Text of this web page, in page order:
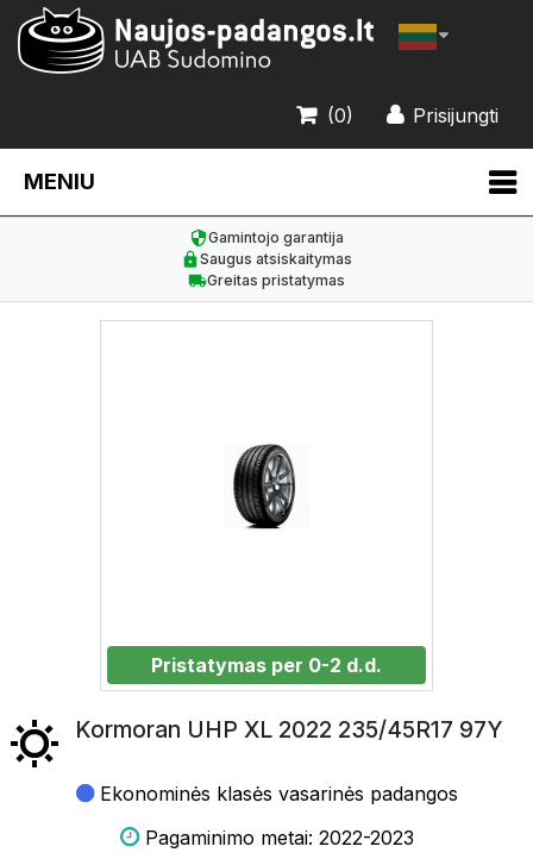
Prisijungti
(0)
MENIU
Gamintojo garantija
Saugus atsiskaitymas
Greitas pristatymas
Pristatymas per 0-2 d.d.
Kormoran UHP XL 2022 235/45R17 97Y
Ekonominės klasės vasarinės padangos
Pagaminimo metai: 2022-2023